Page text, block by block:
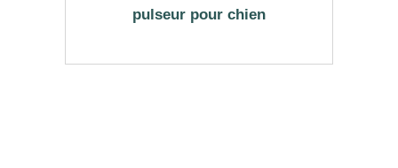
pulseur pour chien